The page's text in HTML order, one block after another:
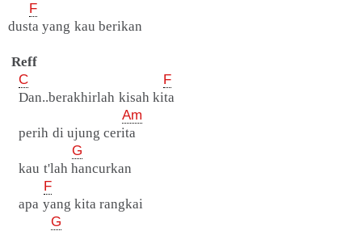
F
dusta yang kau berikan
Reff
C
F
Dan..berakhirlah kisah kita
Am
perih di ujung cerita
G
kau t'lah hancurkan
F
apa yang kita rangkai
G